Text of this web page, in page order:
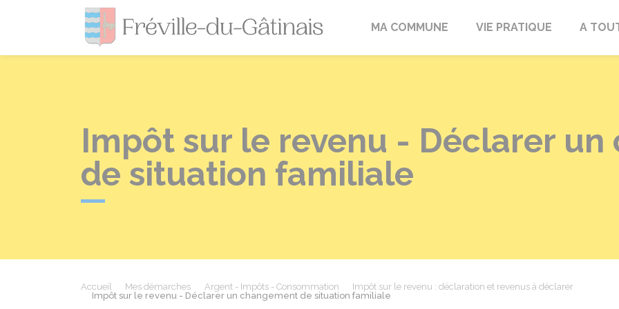
Fréville-du-Gâtinais
MA COMMUNE VIE PRATIQUE A
Impôt sur le revenu - Déclarer
de situation familiale
Accueil Mes démarches Argent - Impôts - Consommation
Impôt sur le revenu : déclaration et revenus à déclarer
Impôt sur le revenu - Déclarer un changement de situation familiale